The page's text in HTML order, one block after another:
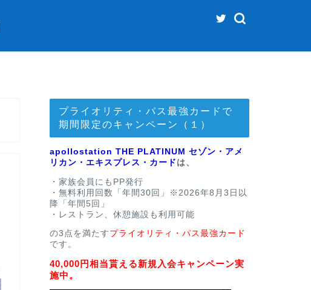
プライオリティ・パス最強カードで
期間限定のキャンペーン（１）
apollostation THE PLATINUM セゾン・アメ
リカン・エキスプレス・カード は、
・家族会員にもPP発行
・無料利用回数「年間30回」※2026年8月3日以
降「年間5回」
・レストラン、休憩施設も利用可能
の3点を満たす プライオリティ・パス最強カード
です。
40,000円相当貰える新規入会キャンペーン実
施中。